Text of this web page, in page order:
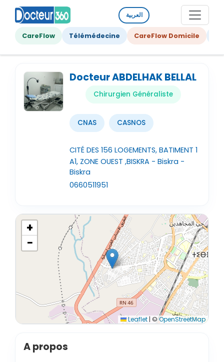
العربية
CareFlow Télémédecine CareFlow Domicile
Docteur ABDELHAK BELLAL
Chirurgien Généraliste
CNAS CASNOS
CITÉ DES 156 LOGEMENTS, BATIMENT 1
A1, ZONE OUEST ,BISKRA - Biskra -
Biskra
0660511951
+
−
Leaflet | ©OpenStreetMap
A propos